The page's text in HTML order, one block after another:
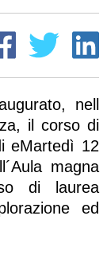
nell
il corso di
eMartedì 12
magna
di laurea
ed